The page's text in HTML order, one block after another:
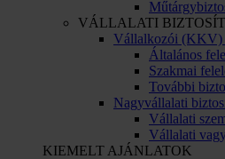
VÁLLALATI
Vállalkozói (KKV)
Általános
Szakmai
További
Nagyvállalati
Vállalati
Vállalati
KIEMELT AJÁNLATOK